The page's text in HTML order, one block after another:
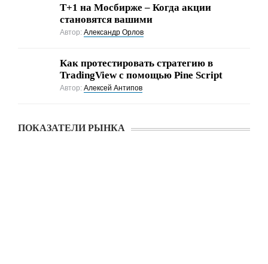
Т+1 на Мосбирже – Когда акции
становятся вашими
Автор:Александр Орлов
Как протестировать стратегию в
TradingView с помощью Pine Script
Автор:Алексей Антипов
ПОКАЗАТЕЛИ РЫНКА